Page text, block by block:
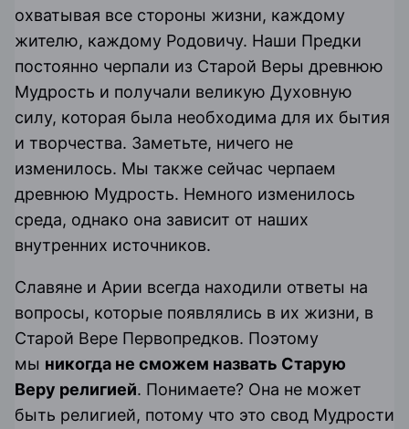
охватывая все стороны жизни, каждому
жителю, каждому Родовичу. Наши Предки
постоянно черпали из Старой Веры древнюю
Мудрость и получали великую Духовную
силу, которая была необходима для их бытия
и творчества. Заметьте, ничего не
изменилось. Мы также сейчас черпаем
древнюю Мудрость. Немного изменилось
среда, однако она зависит от наших
внутренних источников.
Славяне и Арии всегда находили ответы на
вопросы, которые появлялись в их жизни, в
Старой Вере Первопредков. Поэтому
мы никогда не сможем назвать Старую
Веру религией. Понимаете? Она не может
быть религией, потому что это свод Мудрости